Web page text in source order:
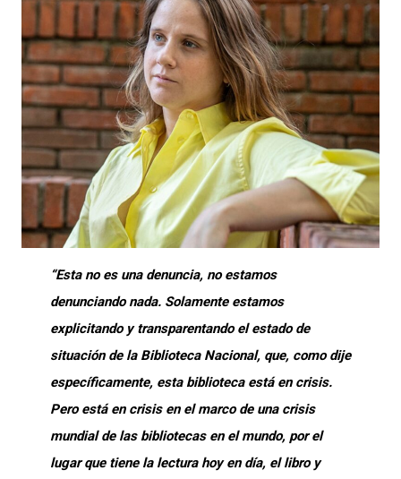
“Esta no es una denuncia, no estamos
denunciando nada. Solamente estamos
explicitando y transparentando el estado de
situación de la Biblioteca Nacional, que, como dije
específicamente, esta biblioteca está en crisis.
Pero está en crisis en el marco de una crisis
mundial de las bibliotecas en el mundo, por el
lugar que tiene la lectura hoy en día, el libro y